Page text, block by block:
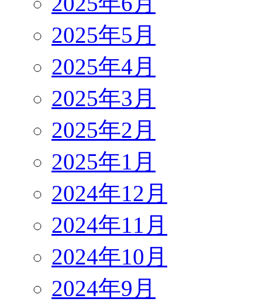
2025年5月
2025年4月
2025年3月
2025年2月
2025年1月
2024年12月
2024年11月
2024年10月
2024年9月